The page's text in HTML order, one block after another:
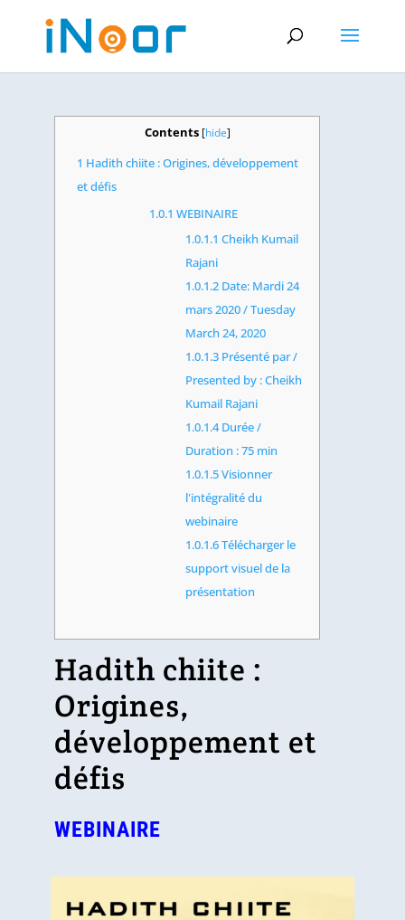
Contents [hide]
1 Hadith chiite : Origines, développement
et défis
1.0.1 WEBINAIRE
1.0.1.1 Cheikh Kumail
Rajani
1.0.1.2Date: Mardi 24
mars 2020 / Tuesday
March 24, 2020
1.0.1.3Présenté par /
Presented by : Cheikh
Kumail Rajani
1.0.1.4Durée /
Duration : 75 min
1.0.1.5Visionner
l'intégralité du
webinaire
1.0.1.6Télécharger le
support visuel de la
présentation
Hadith chiite :
Origines,
développement et
défis
WEBINAIRE